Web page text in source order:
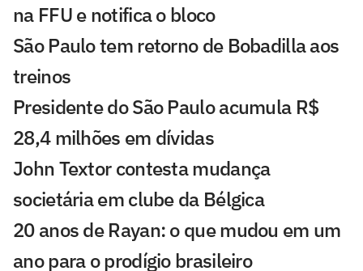
na FFU e notifica o bloco
São Paulo tem retorno de Bobadilla aos
treinos
Presidente do São Paulo acumula R$
28,4 milhões em dívidas
John Textor contesta mudança
societária em clube da Bélgica
20 anos de Rayan: o que mudou em um
ano para o prodígio brasileiro